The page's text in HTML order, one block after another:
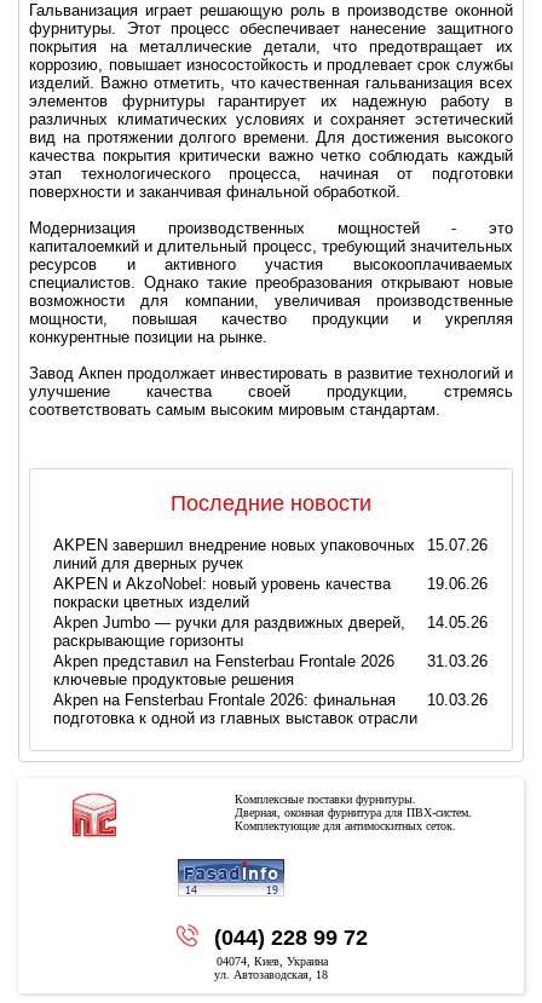
Гальванизация играет решающую роль в производстве оконной
фурнитуры. Этот процесс обеспечивает нанесение защитного
покрытия на металлические детали, что предотвращает их
коррозию, повышает износостойкость и продлевает срок службы
изделий. Важно отметить, что качественная гальванизация всех
элементов фурнитуры гарантирует их надежную работу в
различных климатических условиях и сохраняет эстетический
вид на протяжении долгого времени. Для достижения высокого
качества покрытия критически важно четко соблюдать каждый
этап технологического процесса, начиная от подготовки
поверхности и заканчивая финальной обработкой.
Модернизация производственных мощностей - это
капиталоемкий и длительный процесс, требующий значительных
ресурсов и активного участия высокооплачиваемых
специалистов. Однако такие преобразования открывают новые
возможности для компании, увеличивая производственные
мощности, повышая качество продукции и укрепляя
конкурентные позиции на рынке.
Завод Акпен продолжает инвестировать в развитие технологий и
улучшение качества своей продукции, стремясь
соответствовать самым высоким мировым стандартам.
Последние новости
AKPEN завершил внедрение новых упаковочных
линий для дверных ручек
15.07.26
AKPEN и AkzoNobel: новый уровень качества
покраски цветных изделий
19.06.26
Akpen Jumbo — ручки для раздвижных дверей,
раскрывающие горизонты
14.05.26
Akpen представил на Fensterbau Frontale 2026
ключевые продуктовые решения
31.03.26
Akpen на Fensterbau Frontale 2026: финальная
подготовка к одной из главных выставок отрасли
10.03.26
Комплексные поставки фурнитуры.
Дверная, оконная фурнитура для ПВХ-систем.
Комплектующие для антимоскитных сеток.
(044) 228 99 72
04074, Киев, Украина
ул. Автозаводская, 18